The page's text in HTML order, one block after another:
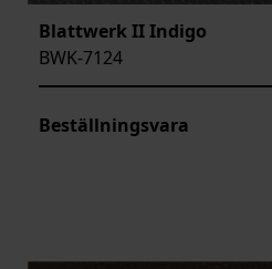
Blattwerk II Indigo
BWK-7124
Beställningsvara